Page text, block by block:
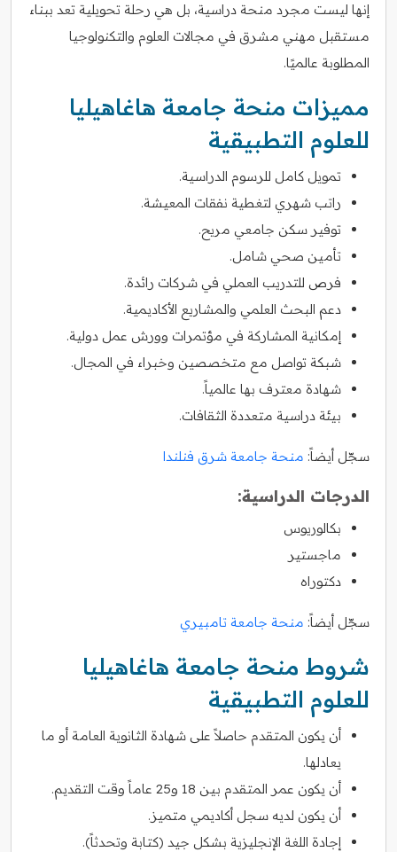
إنها ليست مجرد منحة دراسية، بل هي رحلة تحويلية تعد ببناء
مستقبل مهني مشرق في مجالات العلوم والتكنولوجيا
المطلوبة عالميًا.
مميزات منحة جامعة هاغاهيليا
للعلوم التطبيقية
تمويل كامل للرسوم الدراسية.
راتب شهري لتغطية نفقات المعيشة.
توفير سكن جامعي مريح.
تأمين صحي شامل.
فرص للتدريب العملي في شركات رائدة.
دعم البحث العلمي والمشاريع الأكاديمية.
إمكانية المشاركة في مؤتمرات وورش عمل دولية.
شبكة تواصل مع متخصصين وخبراء في المجال.
شهادة معترف بها عالمياً.
بيئة دراسية متعددة الثقافات.
سجّل أيضاً: منحة جامعة شرق فنلندا
الدرجات الدراسية:
بكالوريوس
ماجستير
دكتوراه
سجّل أيضاً: منحة جامعة تامبيري
شروط منحة جامعة هاغاهيليا
للعلوم التطبيقية
أن يكون المتقدم حاصلاً على شهادة الثانوية العامة أو ما
يعادلها.
أن يكون عمر المتقدم بين 18 و25 عاماً وقت التقديم.
أن يكون لديه سجل أكاديمي متميز.
إجادة اللغة الإنجليزية بشكل جيد (كتابة وتحدثاً).